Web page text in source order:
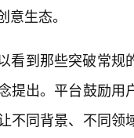
生态。
看到那些突破常规
提出。平台鼓励
不同背景、不同